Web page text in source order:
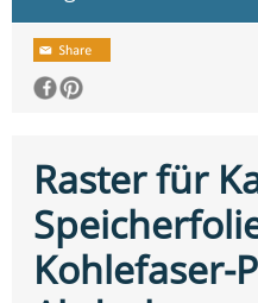
Raster für
Kohlefaser-